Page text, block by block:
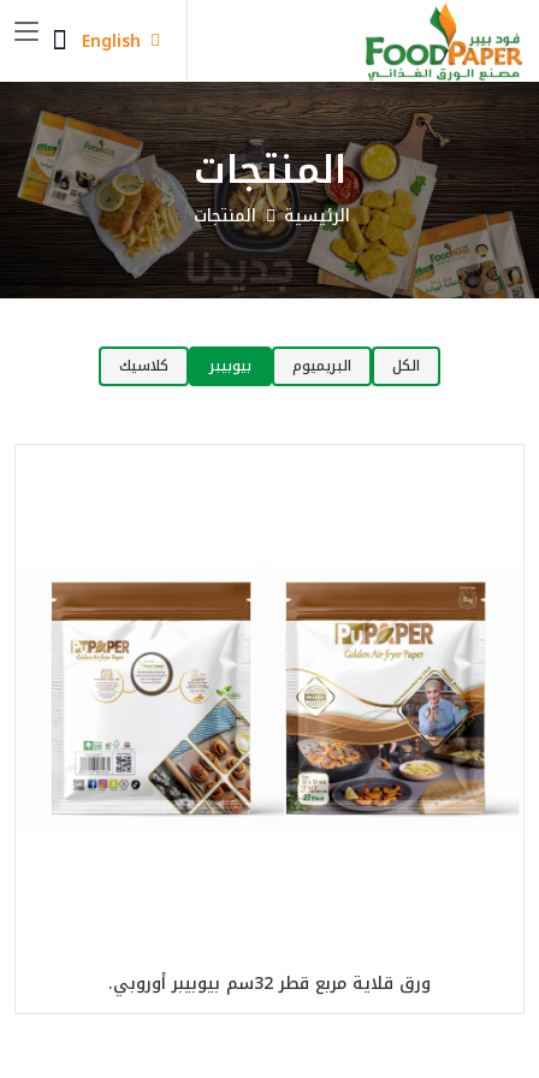
English
المنتجات
الرئيسية المنتجات
الكل البريميوم بيوبيبر كلاسيك
ورق قلاية مربع قطر 32سم بيوبيبر أوروبي.